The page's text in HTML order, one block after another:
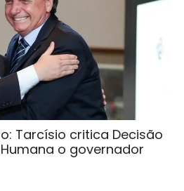
Tarcísio critica Decisão
o governador